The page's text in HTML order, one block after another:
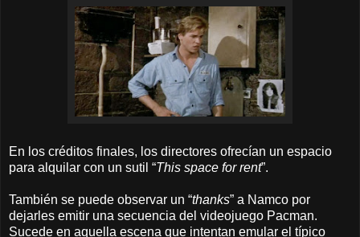
En los créditos finales, los directores ofrecían un espacio
para alquilar con un sutil “This space for rent”.
También se puede observar un “thanks” a Namco por
dejarles emitir una secuencia del videojuego Pacman.
Sucede en aquella escena que intentan emular el típico